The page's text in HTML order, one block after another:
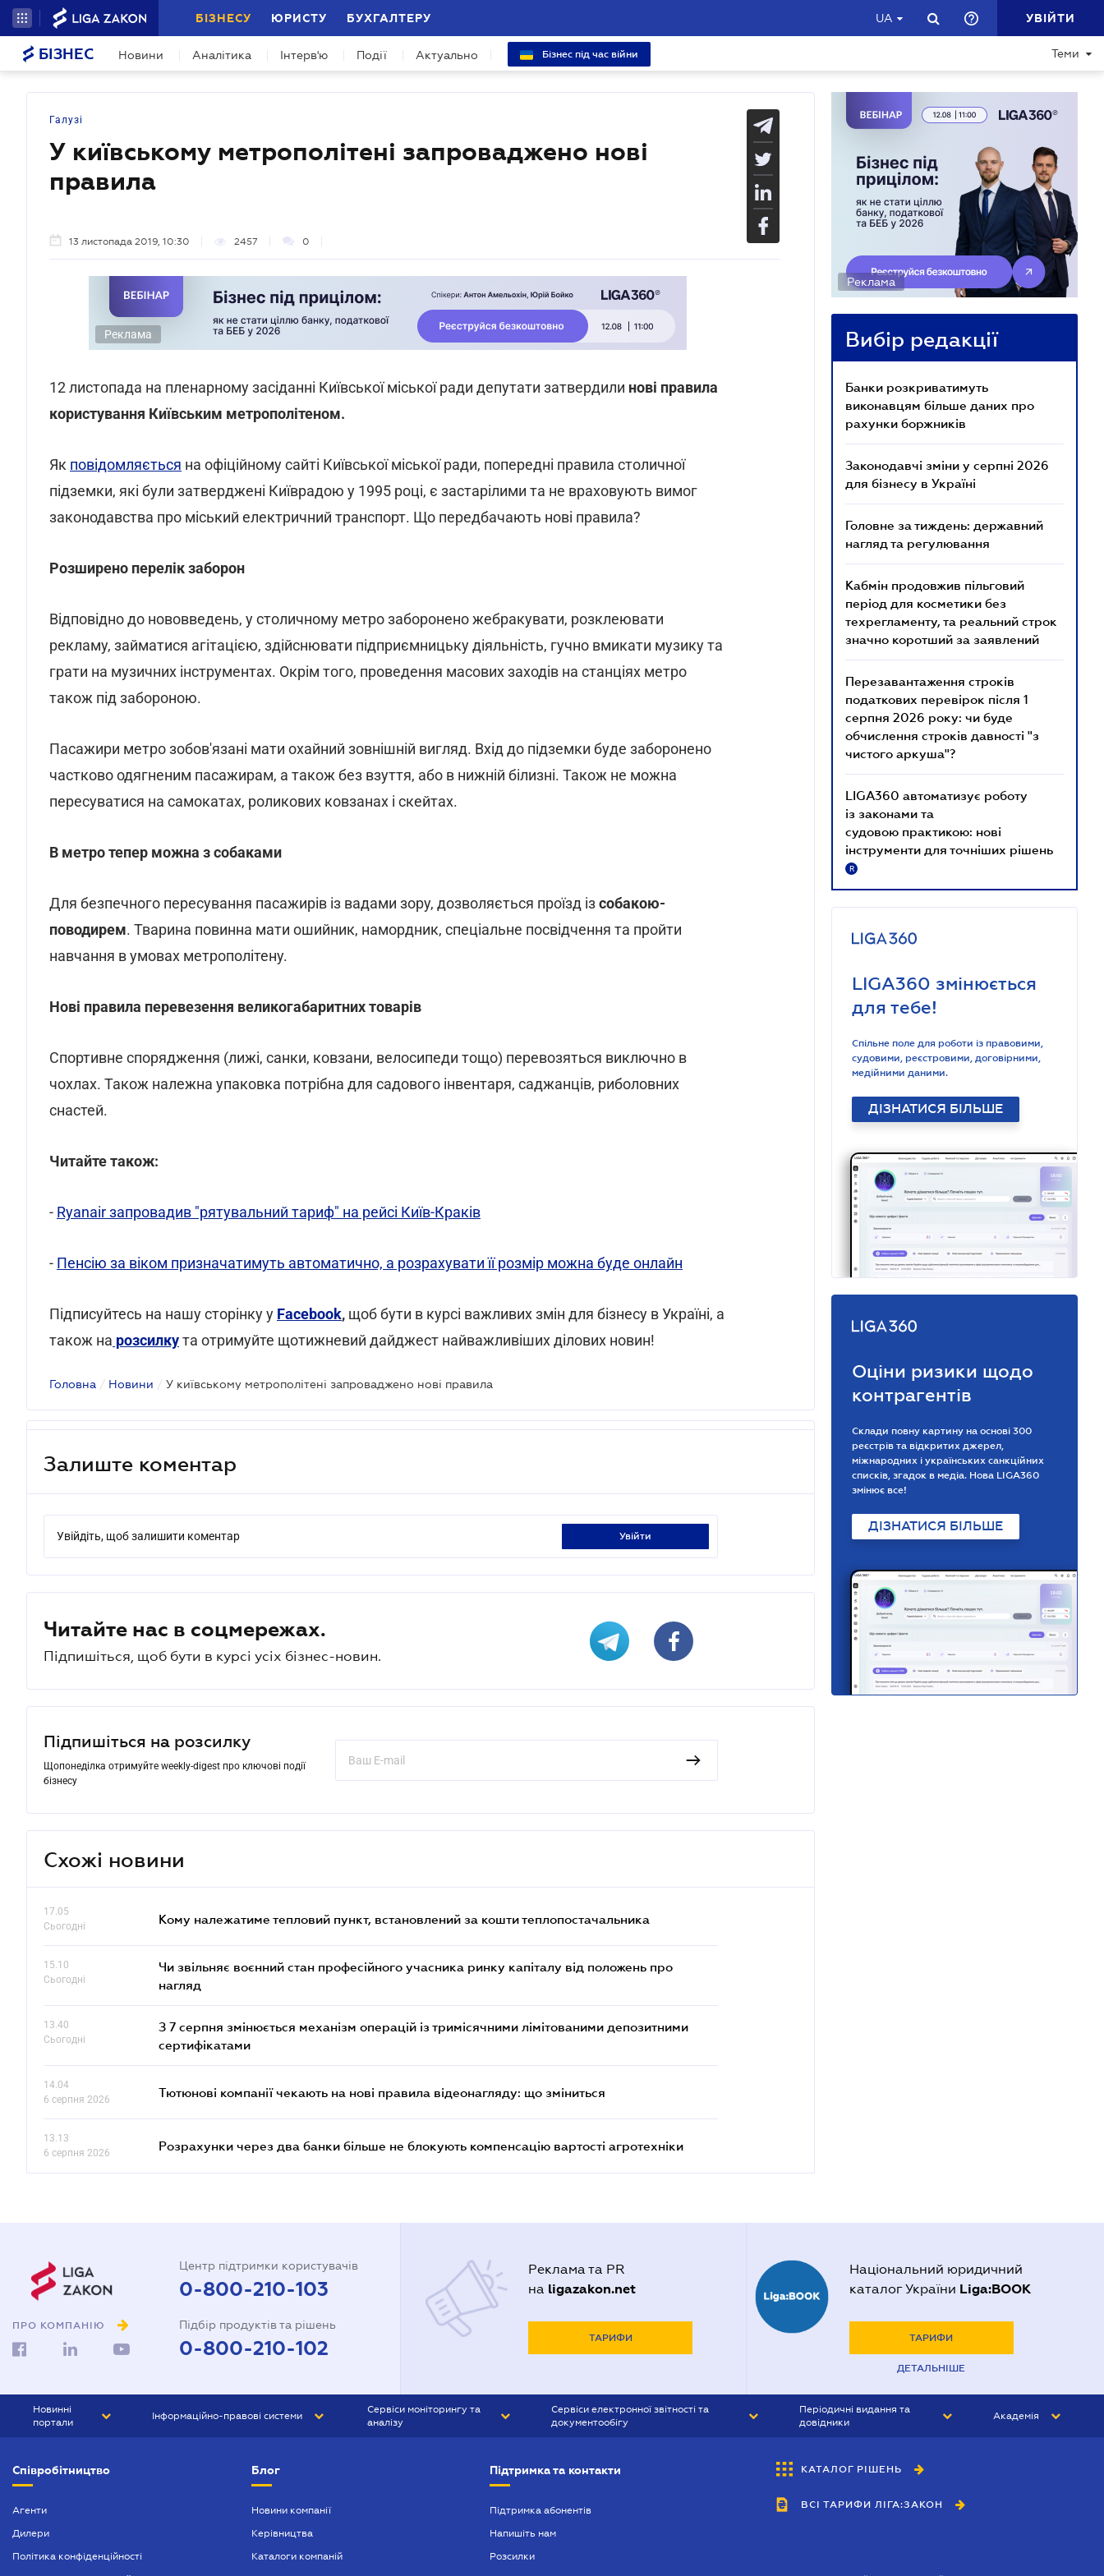
БІЗНЕСУ ЮРИСТУ БУХГАЛТЕРУ UA УВІЙТИ
БІЗНЕС Новини Аналітика Інтерв'ю Події Актуально Бізнес під час війни Теми
Галузі
У київському метрополітені запроваджено нові
правила
13 листопада 2019, 10:30 2457 0
Реклама
12 листопада на пленарному засіданні Київської міської ради депутати затвердили нові правила
користування Київським метрополітеном.
Як повідомляється на офіційному сайті Київської міської ради, попередні правила столичної
підземки, які були затверджені Київрадою у 1995 році, є застарілими та не враховують вимог
законодавства про міський електричний транспорт. Що передбачають нові правила?
Розширено перелік заборон
Відповідно до нововведень, у столичному метро заборонено жебракувати, розклеювати
рекламу, займатися агітацією, здійснювати підприємницьку діяльність, гучно вмикати музику та
грати на музичних інструментах. Окрім того, проведення масових заходів на станціях метро
також під забороною.
Пасажири метро зобов'язані мати охайний зовнішній вигляд. Вхід до підземки буде заборонено
частково одягненим пасажирам, а також без взуття, або в нижній білизні. Також не можна
пересуватися на самокатах, роликових ковзанах і скейтах.
В метро тепер можна з собаками
Для безпечного пересування пасажирів із вадами зору, дозволяється проїзд ізсобакою-
поводирем. Тварина повинна мати ошийник, намордник, спеціальне посвідчення та пройти
навчання в умовах метрополітену.
Нові правила перевезення великогабаритних товарів
Спортивне спорядження (лижі, санки, ковзани, велосипеди тощо) перевозяться виключно в
чохлах. Також належна упаковка потрібна для садового інвентаря, саджанців, риболовних
снастей.
Читайте також:
- Ryanair запровадив "рятувальний тариф" на рейсі Київ-Краків
- Пенсію за віком призначатимуть автоматично, а розрахувати її розмір можна буде онлайн
Підписуйтесь на нашу сторінку у Facebook, щоб бути в курсі важливих змін для бізнесу в Україні, а
також на розсилкута отримуйте щотижневий дайджест найважливіших ділових новин!
Головна / Новини / У київському метрополітені запроваджено нові правила
Залиште коментар
Увійдіть, щоб залишити коментар увійти
Читайте нас в соцмережах.
Підпишіться, щоб бути в курсі усіх бізнес-новин.
Підпишіться на розсилку
Щопонеділка отримуйте weekly-digest про ключові події
бізнесу
Схожі новини
17.05
Сьогодні
Кому належатиме тепловий пункт, встановлений за кошти теплопостачальника
15.10
Сьогодні
Чи звільняє воєнний стан професійного учасника ринку капіталу від положень про
нагляд
13.40
Сьогодні
З 7 серпня змінюється механізм операцій із тримісячними лімітованими депозитними
сертифікатами
14.04
6 серпня 2026
Тютюнові компанії чекають на нові правила відеонагляду: що зміниться
13.13
6 серпня 2026
Розрахунки через два банки більше не блокують компенсацію вартості агротехніки
Реклама
Вибір редакції
Банки розкриватимуть
виконавцям більше даних про
рахунки боржників
Законодавчі зміни у серпні 2026
для бізнесу в Україні
Головне за тиждень: державний
нагляд та регулювання
Кабмін продовжив пільговий
період для косметики без
техрегламенту, та реальний строк
значно коротший за заявлений
Перезавантаження строків
податкових перевірок після 1
серпня 2026 року: чи буде
обчислення строків давності "з
чистого аркуша"?
LIGA360 автоматизує роботу
із законами та
судовою практикою: нові
інструменти для точніших рішень
R
LIGA360 змінюється
для тебе!
Спільне поле для роботи із правовими,
судовими, реєстровими, договірними,
медійними даними.
ДІЗНАТИСЯ БІЛЬШЕ
Оціни ризики щодо
контрагентів
Склади повну картину на основі 300
реєстрів та відкритих джерел,
міжнародних і українських санкційних
списків, згадок в медіа. Нова LIGA360
змінює все!
ДІЗНАТИСЯ БІЛЬШЕ
ПРО КОМПАНІЮ
Центр підтримки користувачів
0-800-210-103
Підбір продуктів та рішень
0-800-210-102
Реклама та PR
на ligazakon.net
ТАРИФИ
Національний юридичний
каталог України Liga:BOOK
ТАРИФИ
ДЕТАЛЬНІШЕ
Новинні
портали
БІЗНЕС
Інформаційно-правові системи
БУХГАЛТЕР ПРОФ
Сервіси моніторингу та
аналізу
Сервіси електронної звітності та
документообігу
Періодичні видання та
довідники
БУХГАЛТЕР&ЗАКОН
ВІСНИК МСФЗ
Академія
Співробітництво
Агенти
Дилери
Політика конфіденційності
Блог
Новини компанії
Керівництва
Каталоги компаній
Підтримка та контакти
Підтримка абонентів
Напишіть нам
Розсилки
КАТАЛОГ РІШЕНЬ
ВСІ ТАРИФИ ЛІГА:ЗАКОН